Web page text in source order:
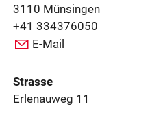
3110 Münsingen
+41 334376050
E-Mail
Strasse
Erlenauweg 11